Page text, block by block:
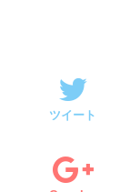
ツイート